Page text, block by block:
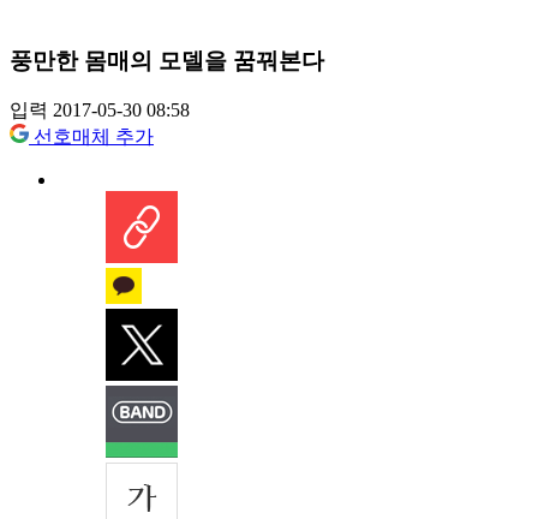
풍만한 몸매의 모델을 꿈꿔본다
입력 2017-05-30 08:58
선호매체 추가